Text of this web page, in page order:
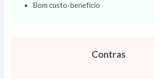
Bom custo-benefício
Contras